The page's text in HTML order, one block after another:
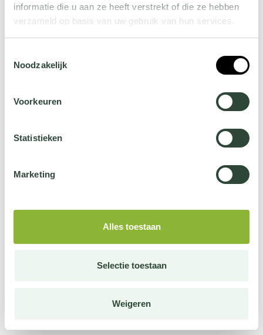
informatie die u aan ze heeft verstrekt of die ze hebben
verzameld op basis van uw gebruik van hun services.
jehier.
Noodzakelijk
Voorkeuren
Statistieken
Marketing
Alles toestaan
Selectie toestaan
Weigeren